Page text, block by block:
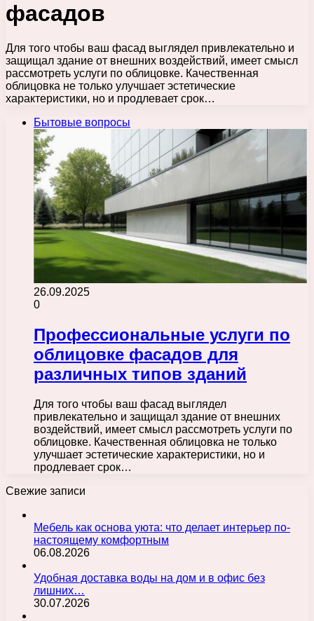
фасадов
Для того чтобы ваш фасад выглядел привлекательно и
защищал здание от внешних воздействий, имеет смысл
рассмотреть услуги по облицовке. Качественная
облицовка не только улучшает эстетические
характеристики, но и продлевает срок…
Бытовые вопросы
26.09.2025
0
Профессиональные услуги по
облицовке фасадов для
различных типов зданий
Для того чтобы ваш фасад выглядел
привлекательно и защищал здание от внешних
воздействий, имеет смысл рассмотреть услуги по
облицовке. Качественная облицовка не только
улучшает эстетические характеристики, но и
продлевает срок…
Свежие записи
Мебель как основа уюта: что делает интерьер по-
настоящему комфортным
06.08.2026
Удобная доставка воды на дом и в офис без
лишних…
30.07.2026